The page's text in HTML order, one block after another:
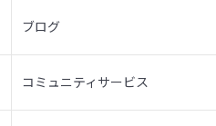
ブログ
コミュニティサービス